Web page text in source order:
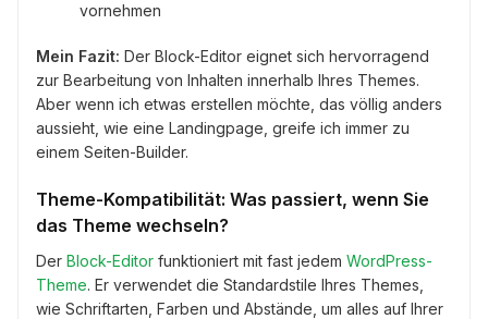
vornehmen
Mein Fazit: Der Block-Editor eignet sich hervorragend
zur Bearbeitung von Inhalten innerhalb Ihres Themes.
Aber wenn ich etwas erstellen möchte, das völlig anders
aussieht, wie eine Landingpage, greife ich immer zu
einem Seiten-Builder.
Theme-Kompatibilität: Was passiert, wenn Sie
das Theme wechseln?
Der Block-Editor funktioniert mit fast jedem WordPress-
Theme. Er verwendet die Standardstile Ihres Themes,
wie Schriftarten, Farben und Abstände, um alles auf Ihrer